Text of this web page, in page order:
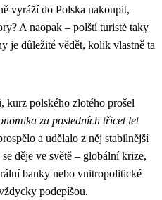
vyráží do Polska nakoupit,
A naopak – polští turisté taky
je důležité vědět, kolik vlastně ta
kurz polského zlotého prošel
za posledních třicet let
a udělalo z něj stabilnější
děje ve světě – globální krize,
banky nebo vnitropolitické
podepíšou.